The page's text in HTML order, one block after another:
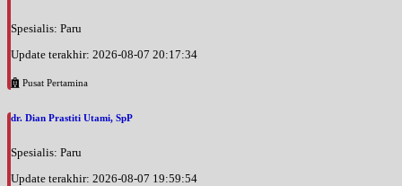
Spesialis: Paru
Update terakhir: 2026-08-07 20:17:34
Pusat Pertamina
dr. Dian Prastiti Utami, SpP
Spesialis: Paru
Update terakhir: 2026-08-07 19:59:54